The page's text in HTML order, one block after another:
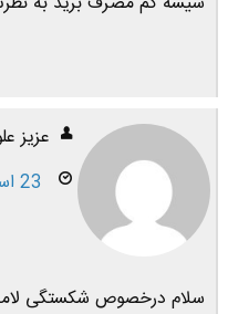
عزیز
23 اسفند 1396
سلام درخصوص شکستگی